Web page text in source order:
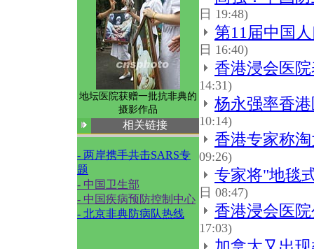
地坛医院获赠一批抗非典的
摄影作品
相关链接
- 两岸携手共击SARS专
题
- 中国卫生部
- 中国疾病预防控制中心
- 北京非典防病队热线
日 19:48)
第11届中国
日 16:40)
香港浸会医
14:31)
杨永强率香
10:14)
香港专家称
09:26)
专家将"地毯
日 08:47)
香港浸会医
17:03)